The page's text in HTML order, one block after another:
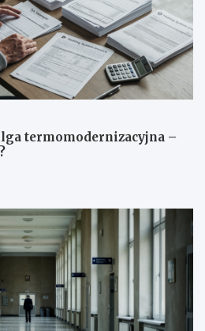
termomodernizacyjna –